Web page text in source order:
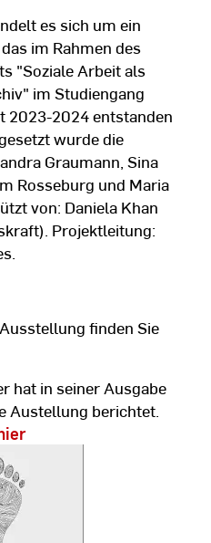
es sich um ein
im Rahmen des
"Soziale Arbeit als
im Studiengang
2023-2024 entstanden
wurde die
Graumann, Sina
Rosseburg und Maria
von: Daniela Khan
Projektleitung:
finden Sie
hat in seiner Ausgabe
Austellung berichtet.